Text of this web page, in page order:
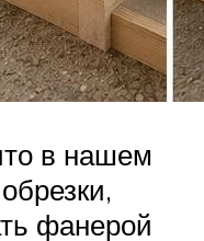
в нашем
фанерой